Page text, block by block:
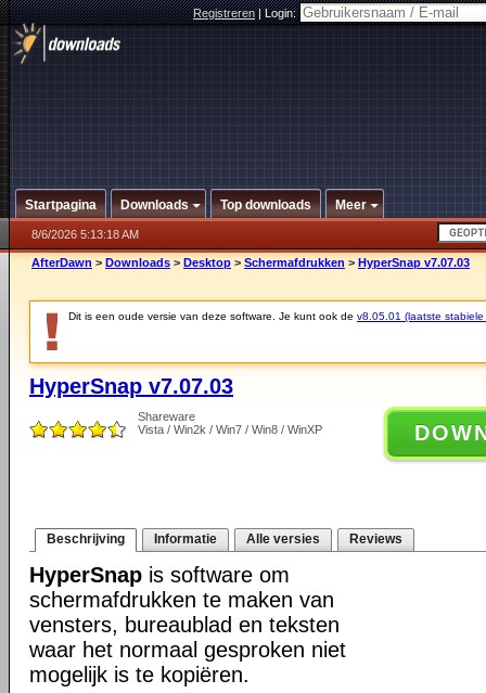
Registreren|Login:
Startpagina Downloads Top downloads Meer
8/6/2026 5:13:18 AM
AfterDawn > Downloads > Desktop > Schermafdrukken > HyperSnap v7.07.03
Dit is een oude versie van deze software. Je kunt ook de v8.05.01 (laatste stabiele
HyperSnap v7.07.03
Shareware
Vista / Win2k / Win7 / Win8 / WinXP
Beschrijving Informatie Alle versies Reviews
HyperSnap is software om
schermafdrukken te maken van
vensters, bureaublad en teksten
waar het normaal gesproken niet
mogelijk is te kopiëren.